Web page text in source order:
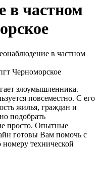
в частном
в частном
Черноморское
злоумышленника.
повсеместно. С его
жилья, граждан и
подобрать
просто. Опытные
готовы Вам помочь с
технической